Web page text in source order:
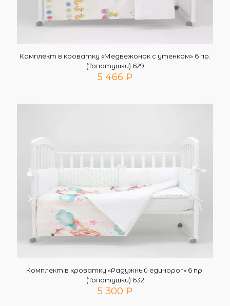
Комплект в кроватку «Медвежонок с утенком» 6 пр.
(Топотушки) 629
5 466 ₽
Комплект в кроватку «Радужный единорог» 6 пр.
(Топотушки) 632
5 300 ₽